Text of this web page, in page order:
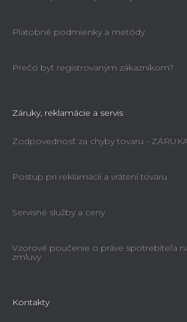
Platobné podmienky a metódy
Prečo byť registrovaným zákazníkom?
Záruky, reklamácie a servis
Zodpovednosť za chyby tovaru -
Postup pri reklamácii a vrátení tovaru
Servisné služby a ceny
Vzorové poučenie o práve spotrebiteľa
zmluvy
Kontakty